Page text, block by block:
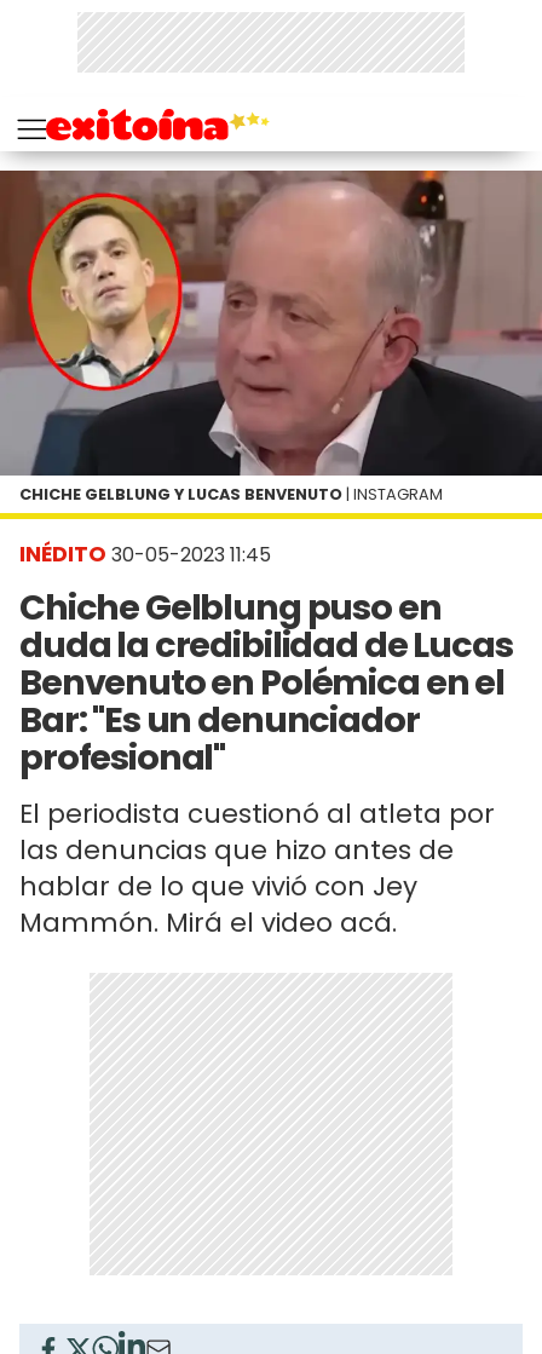
INÉDITO 30-05-2023 11:45
Chiche Gelblung puso en
duda la credibilidad de Lucas
Benvenuto en Polémica en el
Bar: "Es un denunciador
profesional"
El periodista cuestionó al atleta por
las denuncias que hizo antes de
hablar de lo que vivió con Jey
Mammón. Mirá el video acá.
CHICHE GELBLUNG Y LUCAS BENVENUTO | INSTAGRAM